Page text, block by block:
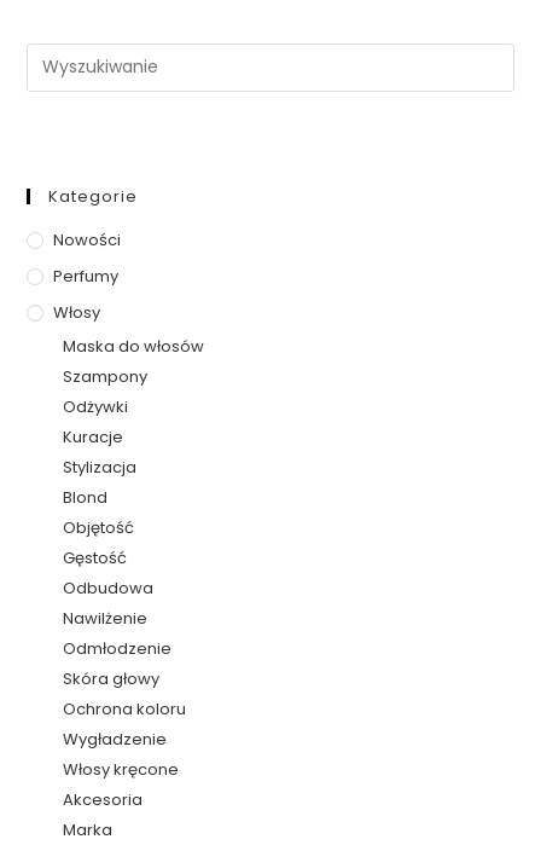
Kategorie
Nowości
Perfumy
Włosy
Maska do włosów
Szampony
Odżywki
Kuracje
Stylizacja
Blond
Objętość
Gęstość
Odbudowa
Nawilżenie
Odmłodzenie
Skóra głowy
Ochrona koloru
Wygładzenie
Włosy kręcone
Akcesoria
Marka